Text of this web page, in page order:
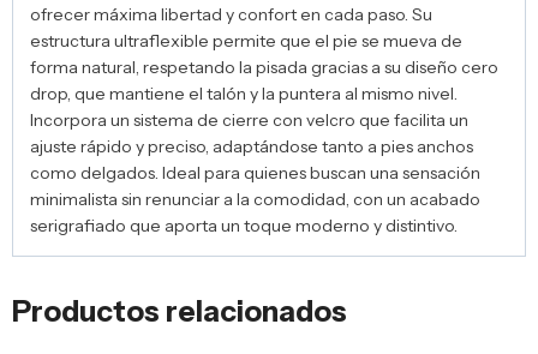
ofrecer máxima libertad y confort en cada paso. Su
estructura ultraflexible permite que el pie se mueva de
forma natural, respetando la pisada gracias a su diseño cero
drop, que mantiene el talón y la puntera al mismo nivel.
Incorpora un sistema de cierre con velcro que facilita un
ajuste rápido y preciso, adaptándose tanto a pies anchos
como delgados. Ideal para quienes buscan una sensación
minimalista sin renunciar a la comodidad, con un acabado
serigrafiado que aporta un toque moderno y distintivo.
Productos relacionados